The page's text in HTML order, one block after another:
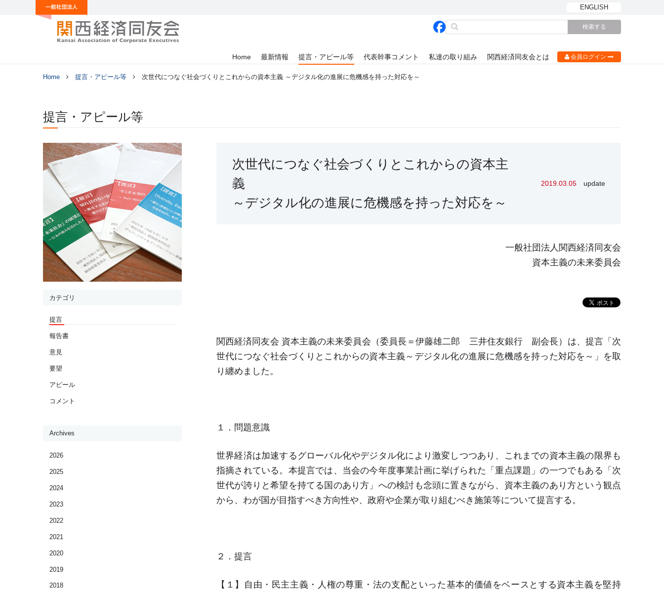
ENGLISH
会員ログイン
Home 最新情報 提言・アピール等 代表幹事コメント 私達の取り組み 関西経済同友会とは
Home 提言・アピール等 次世代につなぐ社会づくりとこれからの資本主義 ～デジタル化の進展に危機感を持った対応を～
提言・アピール等
次世代につなぐ社会づくりとこれからの資本主
義
～デジタル化の進展に危機感を持った対応を～
2019.03.05 update
一般社団法人関西経済同友会
資本主義の未来委員会
関西経済同友会 資本主義の未来委員会（委員長＝伊藤雄二郎 三井住友銀行 副会長）は、提言「次
世代につなぐ社会づくりとこれからの資本主義～デジタル化の進展に危機感を持った対応を～」を取
り纏めました。
１．問題意識
世界経済は加速するグローバル化やデジタル化により激変しつつあり、これまでの資本主義の限界も
指摘されている。本提言では、当会の今年度事業計画に挙げられた「重点課題」の一つでもある「次
世代が誇りと希望を持てる国のあり方」への検討も念頭に置きながら、資本主義のあり方という観点
から、わが国が目指すべき方向性や、政府や企業が取り組むべき施策等について提言する。
２．提言
【１】自由・民主主義・人権の尊重・法の支配といった基本的価値をベースとする資本主義を堅持
カテゴリ
提言
報告書
意見
要望
アピール
コメント
Archives
2026
2025
2024
2023
2022
2021
2020
2019
2018